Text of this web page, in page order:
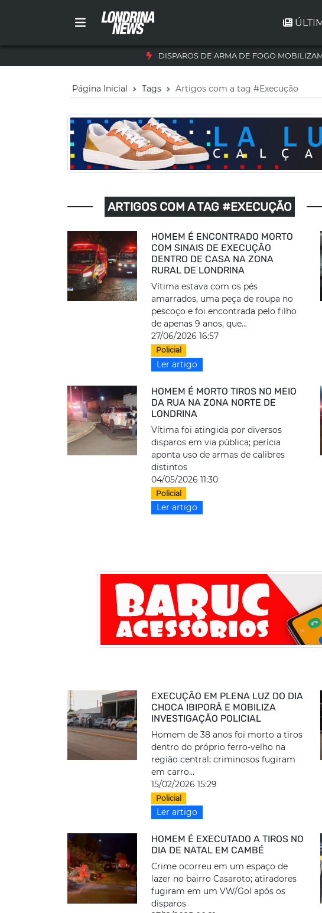
DISPAROS DE ARMA DE FOGO
Página Inicial Tags Artigos com a tag #Execução
ARTIGOS COM A TAG #EXECUÇÃO
HOMEM É ENCONTRADO MORTO
COM SINAIS DE EXECUÇÃO
DENTRO DE CASA NA ZONA
RURAL DE LONDRINA
Vítima estava com os pés
amarrados, uma peça de roupa no
pescoço e foi encontrada pelo filho
de apenas 9 anos, que...
27/06/2026 16:57
Policial
Ler artigo
HOMEM É MORTO TIROS NO MEIO
DA RUA NA ZONA NORTE DE
LONDRINA
Vítima foi atingida por diversos
disparos em via pública; perícia
aponta uso de armas de calibres
distintos
04/05/2026 11:30
Policial
Ler artigo
EXECUÇÃO EM PLENA LUZ DO DIA
CHOCA IBIPORÃ E MOBILIZA
INVESTIGAÇÃO POLICIAL
Homem de 38 anos foi morto a tiros
dentro do próprio ferro-velho na
região central; criminosos fugiram
em carro...
15/02/2026 15:29
Policial
Ler artigo
HOMEM É EXECUTADO A TIROS NO
DIA DE NATAL EM CAMBÉ
Crime ocorreu em um espaço de
lazer no bairro Casaroto; atiradores
fugiram em um VW/Gol após os
disparos